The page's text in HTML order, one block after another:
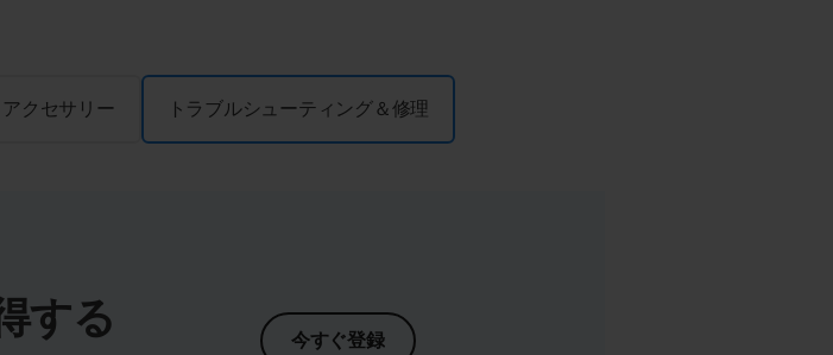
アクセサリー トラブルシューティング＆修理
する 今すぐ登録